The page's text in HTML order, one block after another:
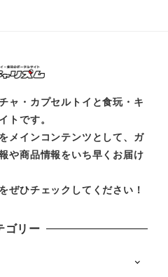
ャ・カプセルトイと食玩・キ
トです。
メインコンテンツとして、ガ
や商品情報をいち早くお届け
ぜひチェックしてください！
ゴリー